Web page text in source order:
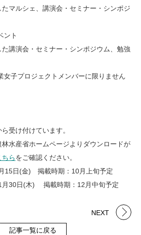
マルシェ、講演会・セミナー・シンポジ
ント
講演会・セミナー・シンポジウム、勉強
子プロジェクトメンバーに限りません
ら受け付けています。
水産省ホームページよりダウンロードが
ちらをご確認ください。
15日(金) 掲載時期：10月上旬予定
月30日(木) 掲載時期：12月中旬予定
記事一覧に戻る
NEXT